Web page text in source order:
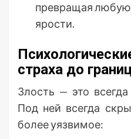
превращая любую
ярости.
страха до
Злость — это всегда
Под ней всегда
более уязвимое: